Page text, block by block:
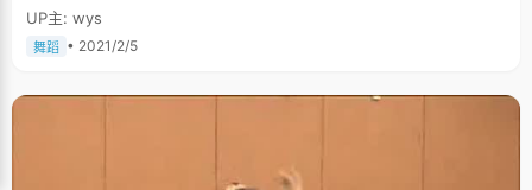
UP主: wys
舞蹈 • 2021/2/5